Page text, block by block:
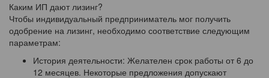
Каким ИП дают лизинг?
Чтобы индивидуальный предприниматель мог получить
одобрение на лизинг, необходимо соответствие следующим
параметрам:
История деятельности: Желателен срок работы от 6 до
12 месяцев. Некоторые предложения допускают